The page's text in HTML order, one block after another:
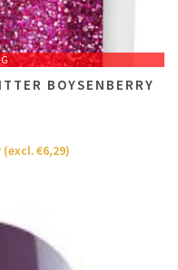
BOYSENBERRY
(excl.€6,29)